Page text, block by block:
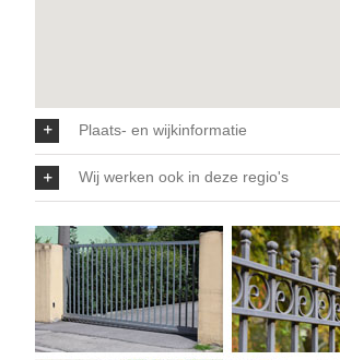
Plaats- en wijkinformatie
Wij werken ook in deze regio's